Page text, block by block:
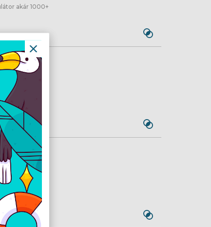
akár 1000+
és
akár 1000+
és
004_D
akár 1000+